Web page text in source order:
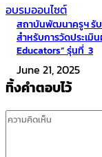
อบรมออนไซต์
สถาบันพัฒนาครูฯ รั
สำหรับการวัดประเ
Educators” รุ่นที่ 3
June 21, 2025
ทิ้งคำตอบไว้